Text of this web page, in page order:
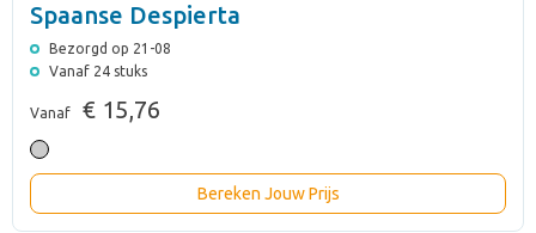
Spaanse Despierta
Bezorgd op 21-08
Vanaf 24 stuks
Vanaf € 15,76
Bereken Jouw Prijs